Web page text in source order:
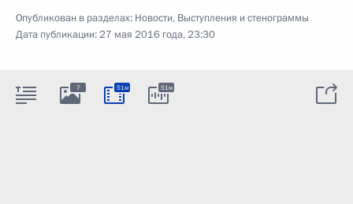
Опубликован в разделах: Новости, Выступления и стенограммы
Дата публикации:27 мая 2016 года, 23:30
7 51м 51м